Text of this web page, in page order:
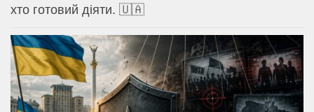
хто готовий діяти. 🇺🇦